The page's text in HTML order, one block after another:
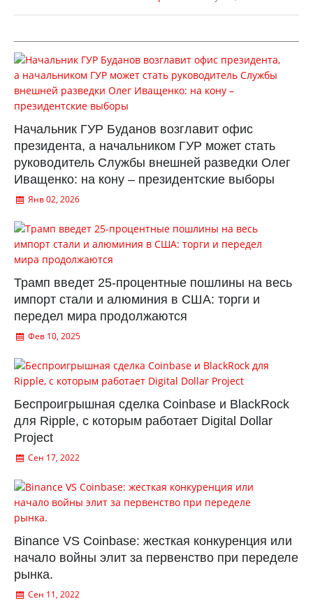
Начальник ГУР Буданов возглавит офис
президента, а начальником ГУР может стать
руководитель Службы внешней разведки Олег
Иващенко: на кону – президентские выборы
Янв 02, 2026
Трамп введет 25-процентные пошлины на весь
импорт стали и алюминия в США: торги и
передел мира продолжаются
Фев 10, 2025
Беспроигрышная сделка Coinbase и BlackRock
для Ripple, с которым работает Digital Dollar
Project
Сен 17, 2022
Binance VS Coinbase: жесткая конкуренция или
начало войны элит за первенство при переделе
рынка.
Сен 11, 2022